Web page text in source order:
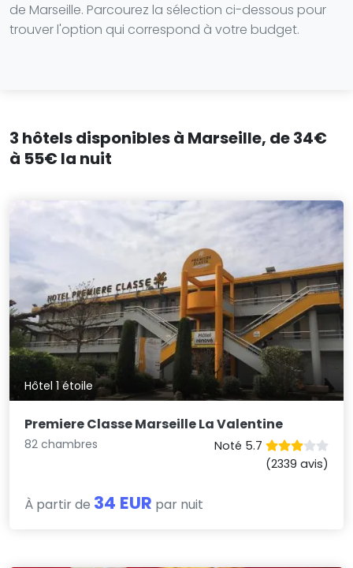
de Marseille. Parcourez la sélection ci-dessous pour
trouver l'option qui correspond à votre budget.
3 hôtels disponibles à Marseille, de 34€
à 55€ la nuit
Hôtel 1 étoile
Premiere Classe Marseille La Valentine
82 chambres
Noté 5.7
(2339 avis)
À partir de 34 EUR par nuit